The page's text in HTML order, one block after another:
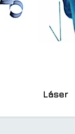
Láser